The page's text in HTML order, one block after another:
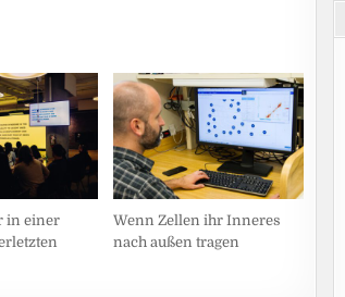
in einer
Wenn Zellen ihr Inneres
nach außen tragen